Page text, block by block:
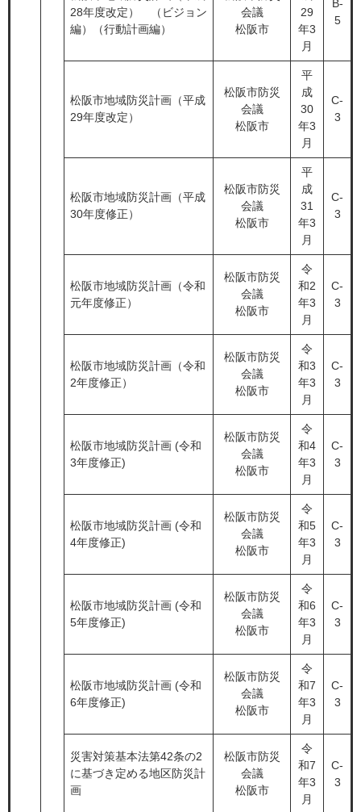
28年度改定） （ビジョン
編）（行動計画編）
会議
松阪市
29
年3
月
B-
5
松阪市地域防災計画（平成
29年度改定）
松阪市防災
会議
松阪市
平
成
30
年3
月
C-
3
松阪市地域防災計画（平成
30年度修正）
松阪市防災
会議
松阪市
平
成
31
年3
月
C-
3
松阪市地域防災計画（令和
元年度修正）
松阪市防災
会議
松阪市
令
和2
年3
月
C-
3
松阪市地域防災計画（令和
2年度修正）
松阪市防災
会議
松阪市
令
和3
年3
月
C-
3
松阪市地域防災計画 (令和
3年度修正)
松阪市防災
会議
松阪市
令
和4
年3
月
C-
3
松阪市地域防災計画 (令和
4年度修正)
松阪市防災
会議
松阪市
令
和5
年3
月
C-
3
松阪市地域防災計画 (令和
5年度修正)
松阪市防災
会議
松阪市
令
和6
年3
月
C-
3
松阪市地域防災計画 (令和
6年度修正)
松阪市防災
会議
松阪市
令
和7
年3
月
C-
3
災害対策基本法第42条の2
に基づき定める地区防災計
画
松阪市防災
会議
松阪市
令
和7
年3
月
C-
3